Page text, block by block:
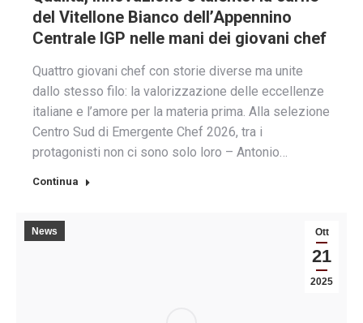
del Vitellone Bianco dell’Appennino
Centrale IGP nelle mani dei giovani chef
Quattro giovani chef con storie diverse ma unite
dallo stesso filo: la valorizzazione delle eccellenze
italiane e l’amore per la materia prima. Alla selezione
Centro Sud di Emergente Chef 2026, tra i
protagonisti non ci sono solo loro – Antonio…
Continua
Ott
21
2025
News